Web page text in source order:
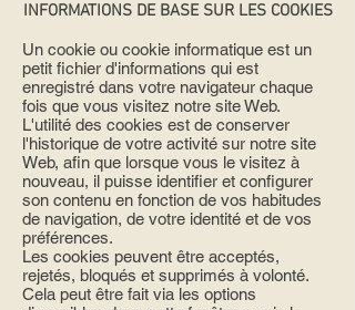
INFORMATIONS DE BASE SUR LES COOKIES
Un cookie ou cookie informatique est un
petit fichier d'informations qui est
enregistré dans votre navigateur chaque
fois que vous visitez notre site Web.
L'utilité des cookies est de conserver
l'historique de votre activité sur notre site
Web, afin que lorsque vous le visitez à
nouveau, il puisse identifier et configurer
son contenu en fonction de vos habitudes
de navigation, de votre identité et de vos
préférences.
Les cookies peuvent être acceptés,
rejetés, bloqués et supprimés à volonté.
Cela peut être fait via les options